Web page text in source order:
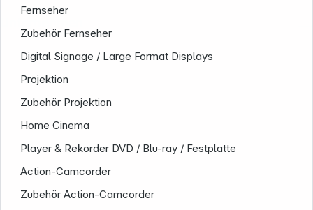
Fernseher
Zubehör Fernseher
Digital Signage / Large Format Displays
Projektion
Zubehör Projektion
Home Cinema
Player & Rekorder DVD / Blu-ray / Festplatte
Action-Camcorder
Zubehör Action-Camcorder